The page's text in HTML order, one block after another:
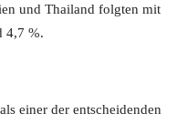
und Thailand folgten mit
4,7 %.
einer der entscheidenden